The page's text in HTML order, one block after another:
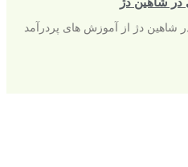
دژ از آموزش های پردرآمد